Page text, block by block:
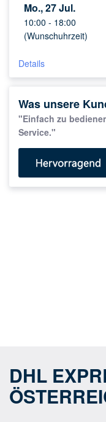
Mo., 27 Jul.
10:00 - 18:00
(Wunschuhrzeit)
Details
Was unsere
"Einfach zu
Service."
DHL